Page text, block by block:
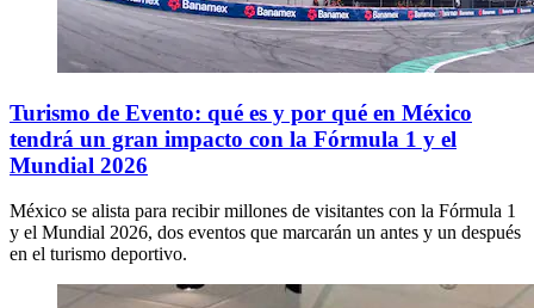
Turismo de Evento: qué es y por qué en México
tendrá un gran impacto con la Fórmula 1 y el
Mundial 2026
México se alista para recibir millones de visitantes con la Fórmula 1
y el Mundial 2026, dos eventos que marcarán un antes y un después
en el turismo deportivo.